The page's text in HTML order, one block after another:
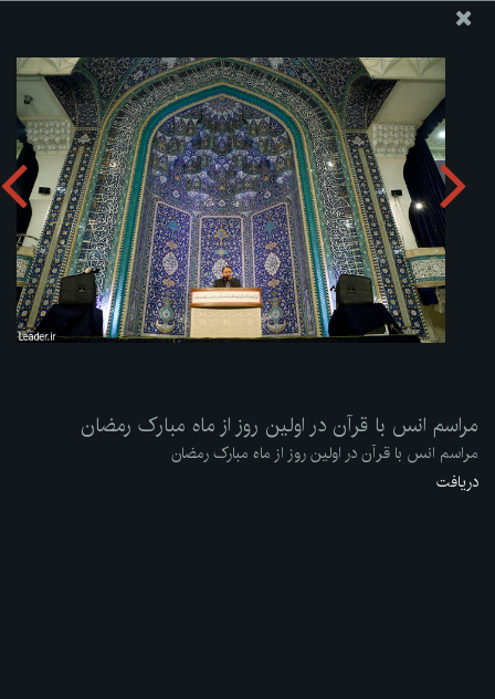
ارسال نامه
وجوهات
مراسم انس با قرآن در اولین روز از ماه مبارک رمضان
دریافت آلبوم:zip
مراسم انس با قرآن در اولین روز از ماه مبارک رمضان
مراسم انس با قرآن در اولین روز از ماه مبارک رمضان
دریافت